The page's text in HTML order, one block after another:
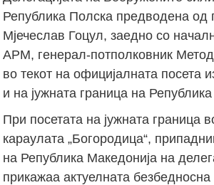
Република Полска предводена од
Мјечеслав Гоцул, заедно со
АРМ, генерал-потполковник
во текот на официјалната посета
и на јужната граница на
При посетата на јужната граница
караулата „Богородица“,
на Република Македонија на
прикажаа актуелната безбедносна